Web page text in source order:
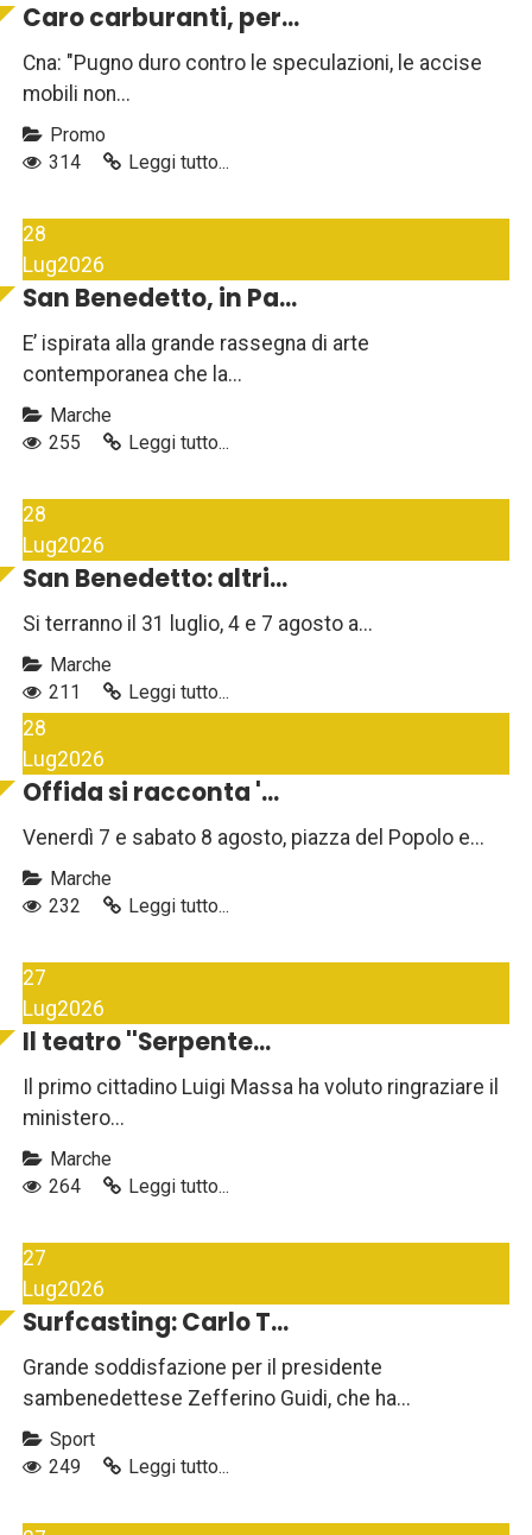
Caro carburanti, per...
Cna: "Pugno duro contro le speculazioni, le accise
mobili non...
Promo
314
Leggi tutto...
28
Lug2026
San Benedetto, in Pa...
E’ ispirata alla grande rassegna di arte
contemporanea che la...
Marche
255
Leggi tutto...
28
Lug2026
San Benedetto: altri...
Si terranno il 31 luglio, 4 e 7 agosto a...
Marche
211
Leggi tutto...
28
Lug2026
Offida si racconta '...
Venerdì 7 e sabato 8 agosto, piazza del Popolo e...
Marche
232
Leggi tutto...
27
Lug2026
Il teatro ''Serpente...
Il primo cittadino Luigi Massa ha voluto ringraziare il
ministero...
Marche
264
Leggi tutto...
27
Lug2026
Surfcasting: Carlo T...
Grande soddisfazione per il presidente
sambenedettese Zefferino Guidi, che ha...
Sport
249
Leggi tutto...